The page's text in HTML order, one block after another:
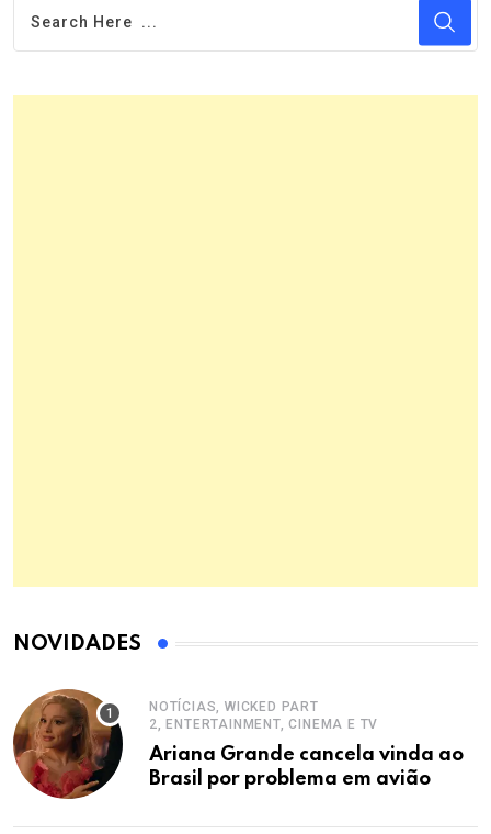
NOVIDADES
NOTÍCIAS, WICKED PART
2, ENTERTAINMENT, CINEMA E TV
Ariana Grande cancela vinda ao
Brasil por problema em avião